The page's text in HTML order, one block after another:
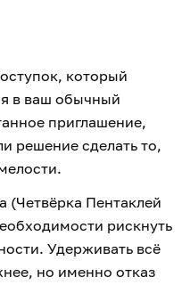
который
в ваш обычный
приглашение,
решение сделать то,
(Четвёрка Пентаклей
рискнуть
Удерживать всё
но именно отказ